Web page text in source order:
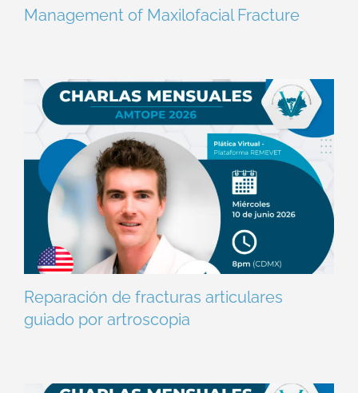
Management of Maxilofacial Fracture
Reparación de fracturas articulares
guiado por artroscopia